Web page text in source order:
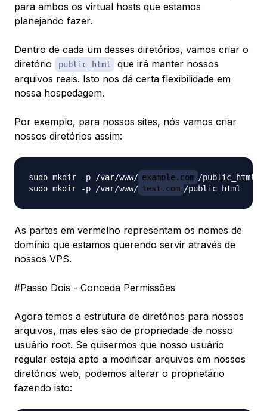
para ambos os virtual hosts que estamos
planejando fazer.
Dentro de cada um desses diretórios, vamos criar o
diretório
public_html
que irá manter nossos
arquivos reais. Isto nos dá certa flexibilidade em
nossa hospedagem.
Por exemplo, para nossos sites, nós vamos criar
nossos diretórios assim:
sudo mkdir -p /var/www/ example.com /public_html
sudo mkdir -p /var/www/ test.com
As partes em vermelho representam os nomes de
domínio que estamos querendo servir através de
nossos VPS.
#Passo Dois - Conceda Permissões
Agora temos a estrutura de diretórios para nossos
arquivos, mas eles são de propriedade de nosso
usuário root. Se quisermos que nosso usuário
regular esteja apto a modificar arquivos em nossos
diretórios web, podemos alterar o proprietário
fazendo isto: